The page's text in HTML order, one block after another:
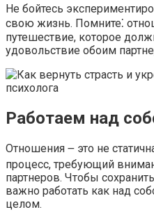
Не бойтесь
свою жизнь.​ Помните⁚
путешествие, которое
удовольствие обоим
Работаем над
Отношения ౼ это не
процесс, требующий
партнеров.​ Чтобы
важно работать как над
целом.​